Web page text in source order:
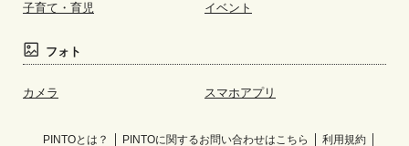
子育て・育児 イベント
フォト
カメラ スマホアプリ
PINTOとは？ PINTOに関するお問い合わせはこちら 利用規約